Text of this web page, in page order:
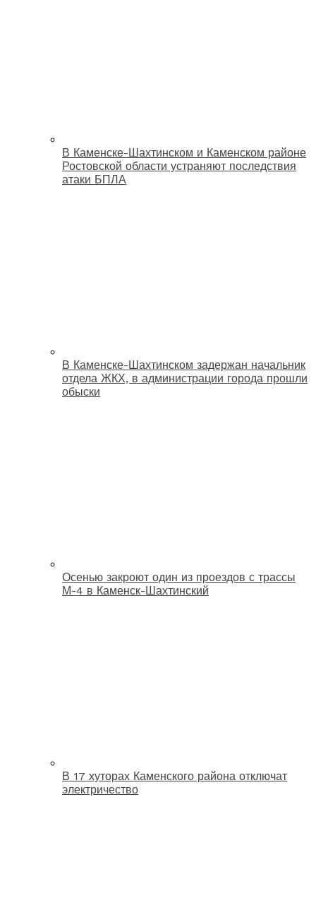
В Каменске-Шахтинском и Каменском районе
Ростовской области устраняют последствия
атаки БПЛА
В Каменске-Шахтинском задержан начальник
отдела ЖКХ, в администрации города прошли
обыски
Осенью закроют один из проездов с трассы
М-4 в Каменск-Шахтинский
В 17 хуторах Каменского района отключат
электричество